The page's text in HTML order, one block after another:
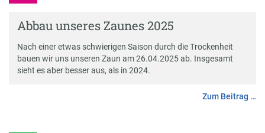
Abbau unseres Zaunes 2025
Nach einer etwas schwierigen Saison durch die Trockenheit
bauen wir uns unseren Zaun am 26.04.2025 ab. Insgesamt
sieht es aber besser aus, als in 2024.
Zum Beitrag …